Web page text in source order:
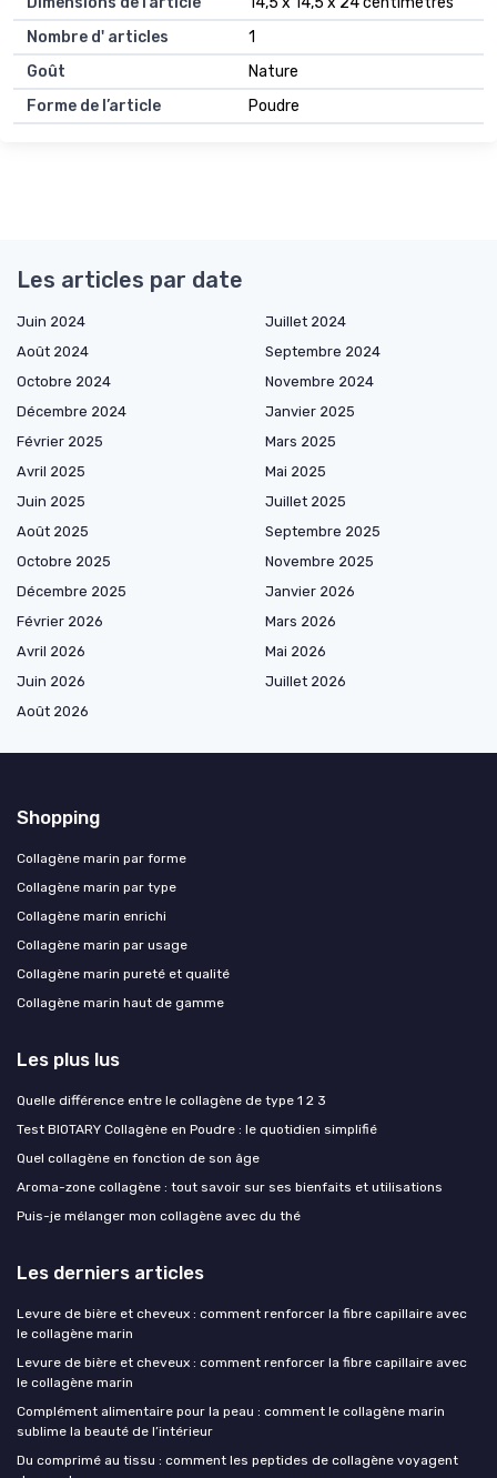
Nombre d' articles
1
Goût
Nature
Forme de l’article
Poudre
Les articles par date
Juin 2024
Juillet 2024
Août 2024
Septembre 2024
Octobre 2024
Novembre 2024
Décembre 2024
Janvier 2025
Février 2025
Mars 2025
Avril 2025
Mai 2025
Juin 2025
Juillet 2025
Août 2025
Septembre 2025
Octobre 2025
Novembre 2025
Décembre 2025
Janvier 2026
Février 2026
Mars 2026
Avril 2026
Mai 2026
Juin 2026
Juillet 2026
Août 2026
Shopping
Collagène marin par forme
Collagène marin par type
Collagène marin enrichi
Collagène marin par usage
Collagène marin pureté et qualité
Collagène marin haut de gamme
Les plus lus
Quelle différence entre le collagène de type 1 2 3
Test BIOTARY Collagène en Poudre : le quotidien simplifié
Quel collagène en fonction de son âge
Aroma-zone collagène : tout savoir sur ses bienfaits et utilisations
Puis-je mélanger mon collagène avec du thé
Les derniers articles
Levure de bière et cheveux : comment renforcer la fibre capillaire avec
le collagène marin
Levure de bière et cheveux : comment renforcer la fibre capillaire avec
le collagène marin
Complément alimentaire pour la peau : comment le collagène marin
sublime la beauté de l’intérieur
Du comprimé au tissu : comment les peptides de collagène voyagent